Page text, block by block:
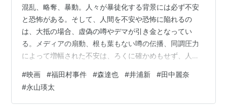
混乱、略奪、暴動。人々が暴徒化する背景には必ず不安
と恐怖がある。そして、人間を不安や恐怖に陥れるの
は、大抵の場合、虚偽の噂やデマが引き金となってい
る。メディアの扇動、根も葉もない噂の伝播、同調圧力
によって増幅された不安は、ろくに確かめもせず、人が
今、今から100年前の関東大震災の直後に起こり、闇に葬
られてきた事件から学ぶべきことは多い。無知は罪だ。
映画『福田村事件』公式サイト
#映画 #福田村事件 #森達也 #井浦新 #田中麗奈
#永山瑛太